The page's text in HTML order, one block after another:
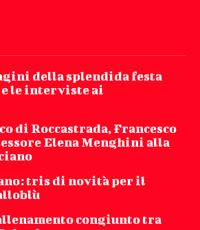
della splendida festa
le interviste ai
di Roccastrada, Francesco
Elena Menghini alla
tris di novità per il
congiunto tra